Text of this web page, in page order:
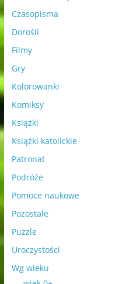
Czasopisma
Dorośli
Filmy
Gry
Kolorowanki
Komiksy
Książki
Książki katolickie
Patronat
Podróże
Pomoce naukowe
Pozostałe
Puzzle
Uroczystości
Wg wieku